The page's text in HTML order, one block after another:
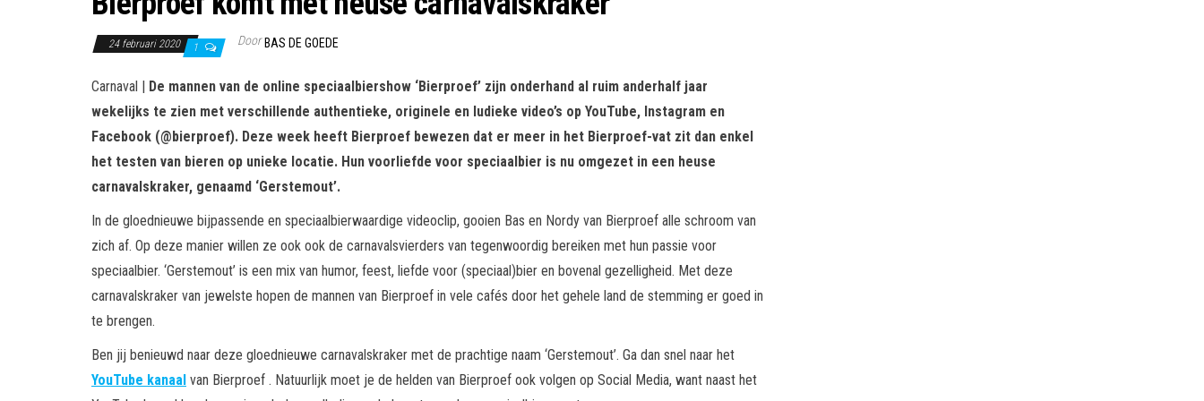
24 februari 2020 1 Door BAS DE GOEDE
Carnaval | De mannen van de online speciaalbiershow ‘Bierproef’ zijn onderhand al ruim anderhalf jaar
wekelijks te zien met verschillende authentieke, originele en ludieke video’s op YouTube, Instagram en
Facebook (@bierproef). Deze week heeft Bierproef bewezen dat er meer in het Bierproef-vat zit dan enkel
het testen van bieren op unieke locatie. Hun voorliefde voor speciaalbier is nu omgezet in een heuse
carnavalskraker, genaamd ‘Gerstemout’.
In de gloednieuwe bijpassende en speciaalbierwaardige videoclip, gooien Bas en Nordy van Bierproef alle schroom van
zich af. Op deze manier willen ze ook ook de carnavalsvierders van tegenwoordig bereiken met hun passie voor
speciaalbier. ‘Gerstemout’ is een mix van humor, feest, liefde voor (speciaal)bier en bovenal gezelligheid. Met deze
carnavalskraker van jewelste hopen de mannen van Bierproef in vele cafés door het gehele land de stemming er goed in
te brengen.
Ben jij benieuwd naar deze gloednieuwe carnavalskraker met de prachtige naam ‘Gerstemout’. Ga dan snel naar het
YouTube kanaal van Bierproef . Natuurlijk moet je de helden van Bierproef ook volgen op Social Media, want naast het